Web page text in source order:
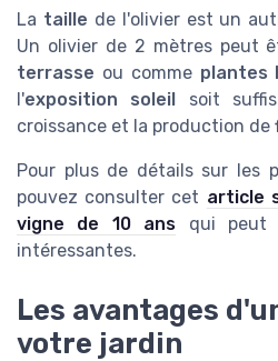
La taille de l'olivier est un
Un olivier de 2 mètres peut
terrasse ou comme plantes
l'exposition soleil soit
croissance et la production de
Pour plus de détails sur les
pouvez consulter cet article
vigne de 10 ans qui peut
intéressantes.
Les avantages
votre jardin